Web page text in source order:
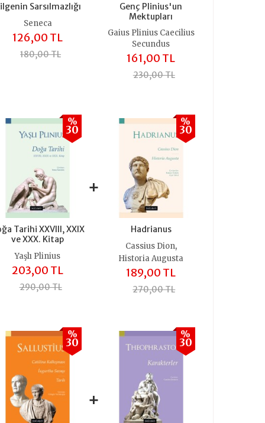
Sarsılmazlığı
Seneca
126,00 TL
180,00 TL
Genç Plinius'un
Mektupları
Gaius Plinius Caecilius
Secundus
161,00 TL
230,00 TL
Tarihi XXVIII, XXIX
ve XXX. Kitap
%
30
Yaşlı Plinius
203,00 TL
290,00 TL
+
Hadrianus
%
30
Cassius Dion,
Historia Augusta
189,00 TL
270,00 TL
%
30
+
%
30